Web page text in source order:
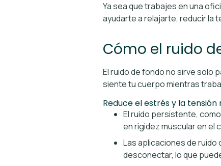
Ya sea que trabajes en una
ayudarte a relajarte, reducir la
Cómo el ruido
El ruido de fondo no sirve solo
siente tu cuerpo mientras
Reduce el estrés y la tensión
El ruido persistente,
en rigidez muscular en el
Las aplicaciones de
desconectar, lo que